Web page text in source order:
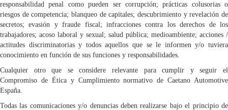
responsabilidad penal como pueden ser corrupción; prácticas colusorias o
riesgos de competencia; blanqueo de capitales; descubrimiento y revelación de
secretos; evasión y fraude fiscal; infracciones contra los derechos de los
trabajadores; acoso laboral y sexual; salud pública; medioambiente; acciones /
actitudes discriminatorias y todos aquellos que se le informen y/o tuviera
conocimiento en función de sus funciones y responsabilidades.
Cualquier otro que se considere relevante para cumplir y seguir el
Compromiso de Ética y Cumplimiento normativo de Caetano Automotive
España.
Todas las comunicaciones y/o denuncias deben realizarse bajo el principio de